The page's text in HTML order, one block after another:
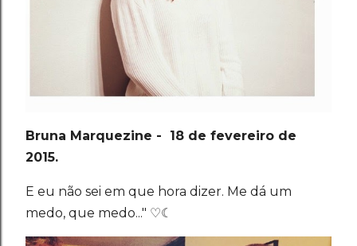
Bruna Marquezine - 18 de fevereiro de
2015.
E eu não sei em que hora dizer. Me dá um
medo, que medo..." ♡☾